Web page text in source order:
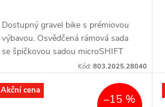
Dostupný gravel bike s prémiovou
výbavou. Osvědčená rámová sada
se špičkovou sadou microSHIFT
SWORD 2×10 s bezkonkurenčním
Kód: 803.2025.28040
Akční cena
–15 %